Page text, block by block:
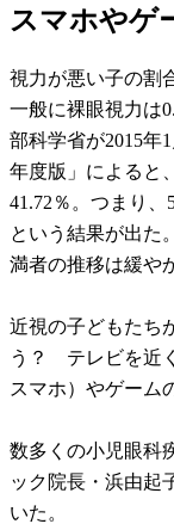
スマホやゲ
視力が悪い子の割
一般に裸眼視力は
部科学省が2015年
年度版」によると
41.72％。つまり
という結果が出た
満者の推移は緩や
近視の子どもたち
う？ テレビを近
スマホ）やゲー
数多くの小児眼科
ック院長・浜由起
いた。